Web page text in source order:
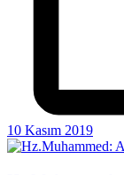
10 Kasım 2019